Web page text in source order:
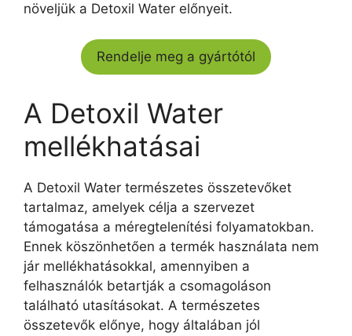
növeljük a Detoxil Water előnyeit.
Rendelje meg a gyártótól
A Detoxil Water
mellékhatásai
A Detoxil Water természetes összetevőket
tartalmaz, amelyek célja a szervezet
támogatása a méregtelenítési folyamatokban.
Ennek köszönhetően a termék használata nem
jár mellékhatásokkal, amennyiben a
felhasználók betartják a csomagoláson
található utasításokat. A természetes
összetevők előnye, hogy általában jól